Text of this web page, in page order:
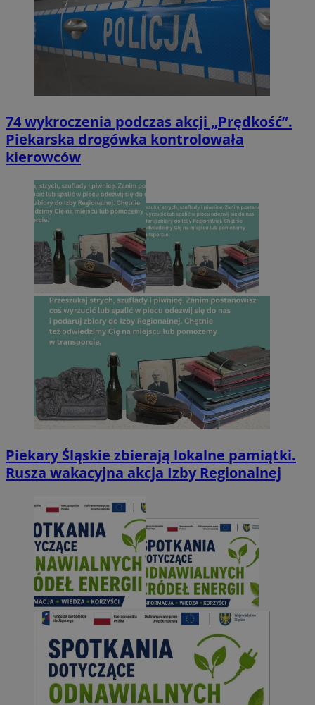
74 wykroczenia podczas akcji „Prędkość”.
Piekarska drogówka kontrolowała
kierowców
Piekary Śląskie zbierają lokalne pamiątki.
Rusza wakacyjna akcja Izby Regionalnej